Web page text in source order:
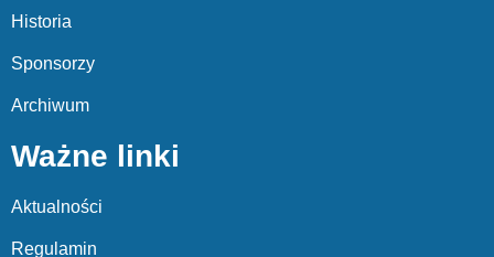
Historia
Sponsorzy
Archiwum
Ważne linki
Aktualności
Regulamin